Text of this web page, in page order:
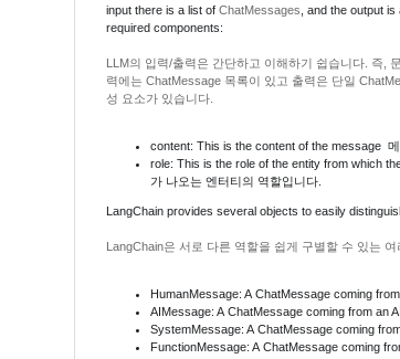
input there is a list of ChatMessages , and the output
required components:
LLM의 입력/출력은 간단하고 이해하기 쉽습니다. 즉,
력에는 ChatMessage 목록이 있고 출력은 단일
성 요소가 있습니다.
content: This is the content of the message 메
role: This is the role of the entity from which
가 나오는 엔터티의 역할입니다.
LangChain provides several objects to easily
LangChain은 서로 다른 역할을 쉽게 구별할 수 있는 여
HumanMessage: A ChatMessage coming
AIMessage: A ChatMessage coming from an
SystemMessage: A ChatMessage coming
FunctionMessage: A ChatMessage coming